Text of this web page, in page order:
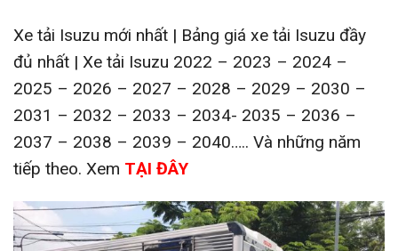
Xe tải Isuzu mới nhất | Bảng giá xe tải Isuzu đầy
đủ nhất | Xe tải Isuzu 2022 – 2023 – 2024 –
2025 – 2026 – 2027 – 2028 – 2029 – 2030 –
2031 – 2032 – 2033 – 2034- 2035 – 2036 –
2037 – 2038 – 2039 – 2040….. Và những năm
tiếp theo. Xem TẠI ĐÂY